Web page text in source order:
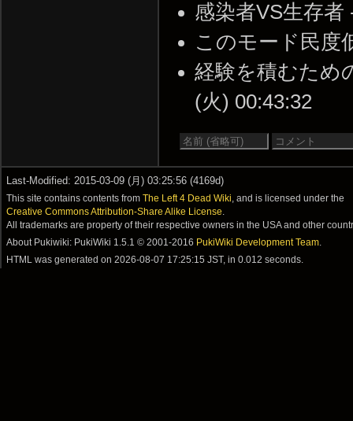
感染者VS生存者
このモード民度
経験を積むため
(火) 00:43:32
Last-Modified: 2015-03-09 (月) 03:25:56 (4169d)
This site contains contents fromThe Left 4 Dead Wiki , and is licensed under the
Creative Commons Attribution-Share Alike License
All trademarks are property of their respective owners in the USA and other
About Pukiwiki: PukiWiki 1.5.1 © 2001-2016 PukiWiki Development Team
HTML was generated on2026-08-07 17:25:15 JST, in 0.012 seconds.